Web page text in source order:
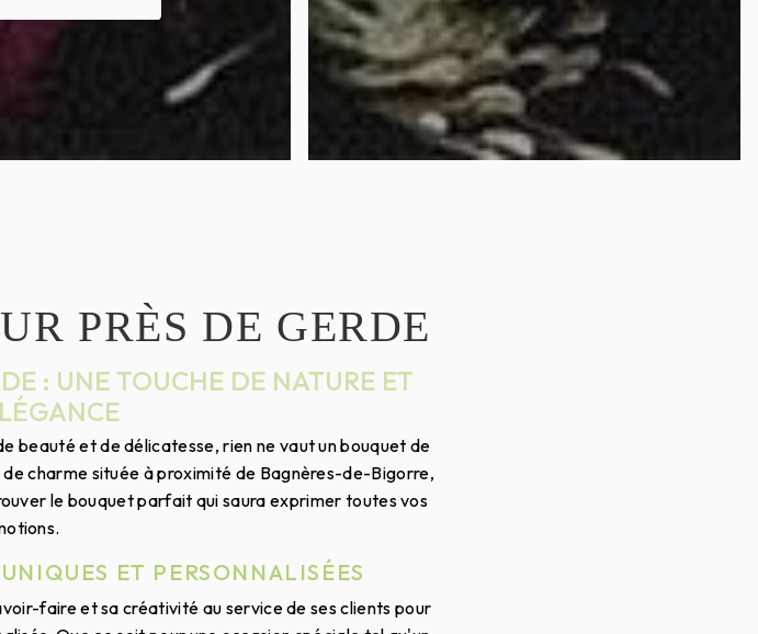
PRÈS DE GERDE
: UNE TOUCHE DE NATURE ET
beauté et de délicatesse, rien ne vaut un bouquet de
charme située à proximité de Bagnères-de-Bigorre,
le bouquet parfait qui saura exprimer toutes vos
ET PERSONNALISÉES
faire et sa créativité au service de ses clients pour